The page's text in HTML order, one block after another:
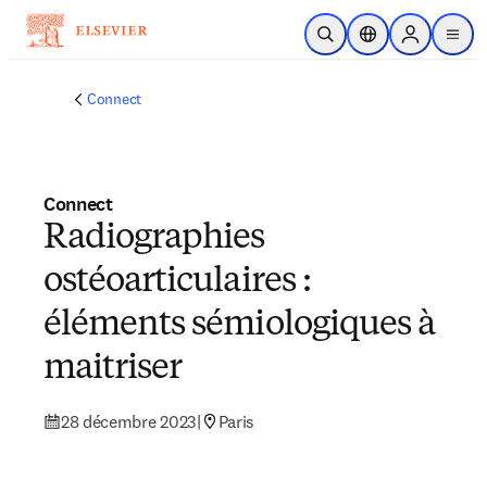
Passer au contenu principal
Ouvrir la recherche
Sélecteur de
Sign in to
menu
Connect
Connect
Radiographies
ostéoarticulaires :
éléments sémiologiques à
maitriser
28 décembre 2023| Paris